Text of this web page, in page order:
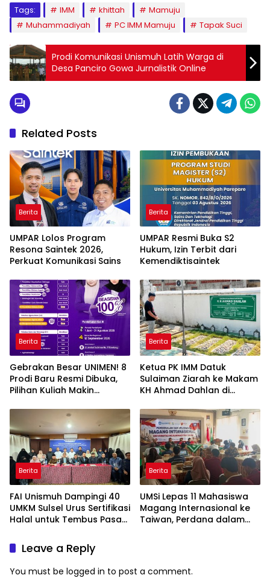
Tags: IMM khittah
Mamuju
Muhammadiyah
PC IMM Mamuju Tapak Suci
Prodi Komunikasi Unismuh Latih Warga di
Desa Panciro Gowa Jurnalistik Online
Related Posts
Berita
UMPAR Lolos Program
Resona Saintek 2026,
Perkuat Komunikasi Sains
Berita
UMPAR Resmi Buka S2
Hukum, Izin Terbit dari
Kemendiktisaintek
Berita
Gebrakan Besar UNIMEN! 8
Prodi Baru Resmi Dibuka,
Pilihan Kuliah Makin
Berita
Ketua PK IMM Datuk
Sulaiman Ziarah ke Makam
KH Ahmad Dahlan di
Berita
FAI Unismuh Dampingi 40
UMKM Sulsel Urus Sertifikasi
Halal untuk Tembus Pasar
Berita
UMSi Lepas 11 Mahasiswa
Magang Internasional ke
Taiwan, Perdana dalam
Leave a Reply
You must be logged in to post a comment.